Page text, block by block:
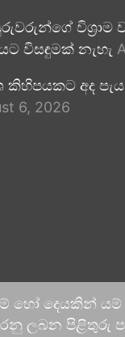
විශ්‍රාම
විසඳුමක් නැහැ
කිහිපයකට අද
6, 2026
හෝ දෙයකින්
පිළිතුරු